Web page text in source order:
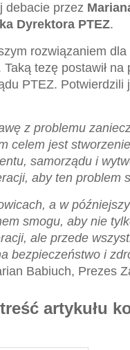
debacie przez
Dyrektora PTEZ.
rozwiązaniem
tezę postawił
PTEZ. Potwierdzili
z problemu
celem jest
samorządu i
aby ten problem
a w
smogu, aby nie
ale przede
bezpieczeństwo i
Babiuch, Prezes
artykułu